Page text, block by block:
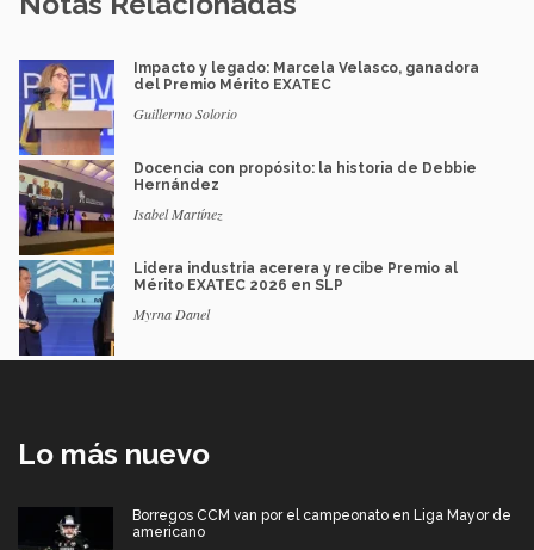
Impacto y legado: Marcela Velasco, ganadora
del Premio Mérito EXATEC
Guillermo Solorio
Docencia con propósito: la historia de Debbie
Hernández
Isabel Martínez
Lidera industria acerera y recibe Premio al
Mérito EXATEC 2026 en SLP
Myrna Danel
Lo más nuevo
Borregos CCM van por el campeonato en Liga Mayor de
americano